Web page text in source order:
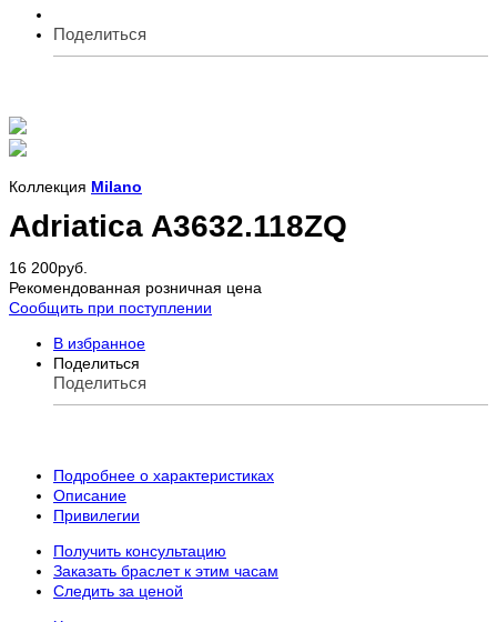
Поделиться
Коллекция Milano
Adriatica A3632.118ZQ
16 200руб.
Рекомендованная розничная цена
Сообщить при поступлении
В избранное
Поделиться
Поделиться
Подробнее о характеристиках
Описание
Привилегии
Получить консультацию
Заказать браслет к этим часам
Следить за ценой